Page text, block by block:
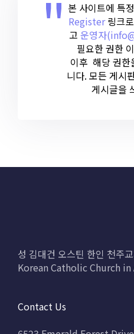
본 사이트에 특
Register링크로
고 운영자(
필요한 권한
이후 해당 권한
니다. 모든 게시
게시글을
성 김대건 오스틴 한인 천주
Korean Catholic Church in
Contact Us